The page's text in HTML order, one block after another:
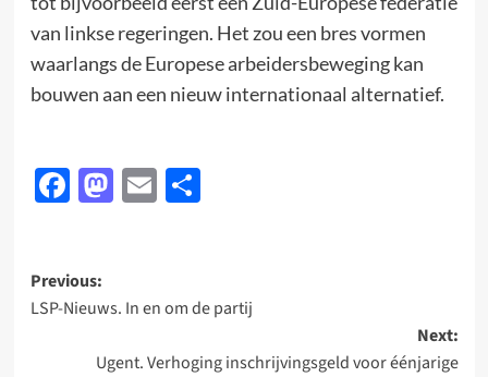
van linkse regeringen. Het zou een bres vormen
waarlangs de Europese arbeidersbeweging kan
bouwen aan een nieuw internationaal alternatief.
Facebook
Mastodon
EmailDelen
Post
navigation
Previous:
LSP-Nieuws. In en om de partij
Next:
Ugent. Verhoging inschrijvingsgeld voor éénjarige